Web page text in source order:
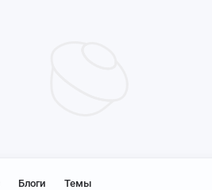
Блоги Темы